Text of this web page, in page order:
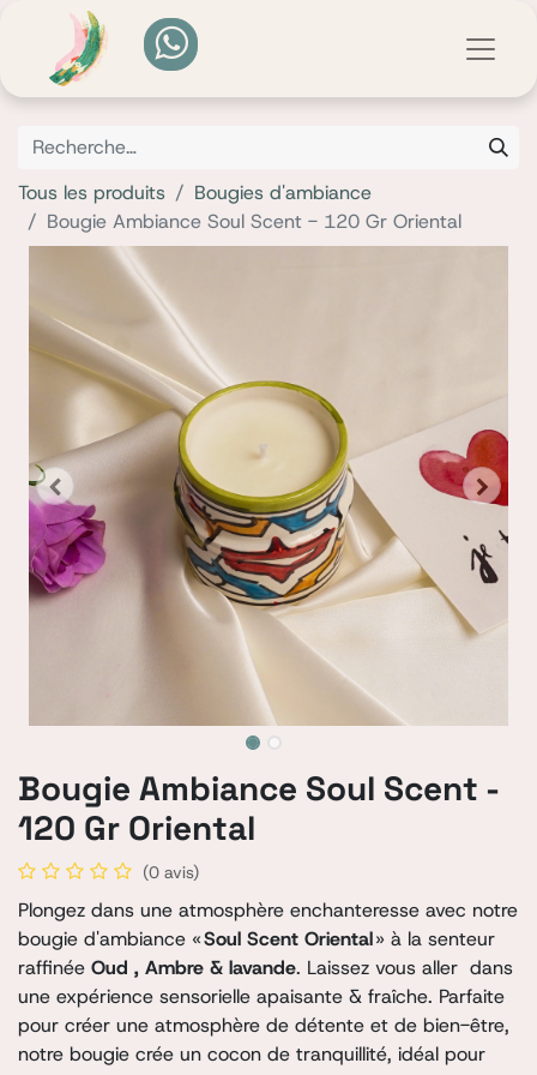
Tous les produits
Bougies d'ambiance
Bougie Ambiance Soul Scent - 120 Gr Oriental
Bougie Ambiance Soul Scent -
120 Gr Oriental
(0 avis)
Plongez dans une atmosphère enchanteresse avec notre
bougie d'ambiance «Soul Scent Oriental» à la senteur
raffinée Oud , Ambre & lavande. Laissez vous aller dans
une expérience sensorielle apaisante & fraîche. Parfaite
pour créer une atmosphère de détente et de bien-être,
notre bougie crée un cocon de tranquillité, idéal pour